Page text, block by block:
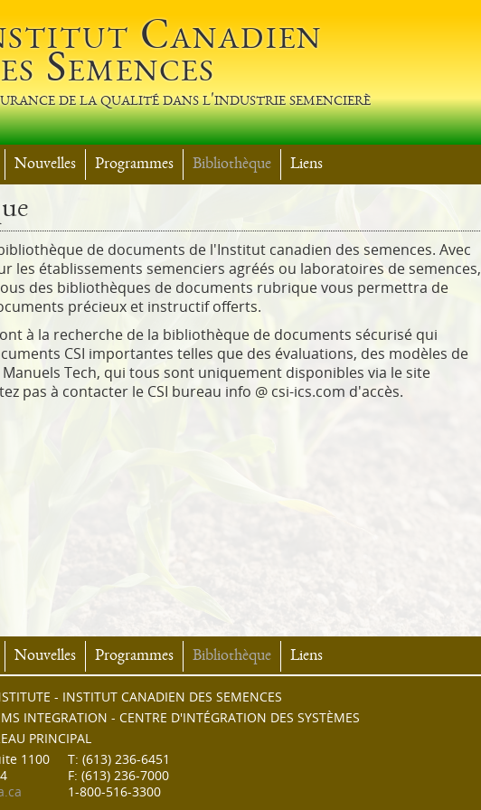
Canadien
Semences
de la qualité dans l'industrie semencierè
Nouvelles Programmes Bibliothèque Liens
de documents de l'Institut canadien des semences. Avec
les établissements semenciers agréés ou laboratoires de semences,
des bibliothèques de documents rubrique vous permettra de
précieux et instructif offerts.
à la recherche de la bibliothèque de documents sécurisé qui
CSI importantes telles que des évaluations, des modèles de
Tech, qui tous sont uniquement disponibles via le site
pas à contacter le CSI bureau info @ csi-ics.com d'accès.
Nouvelles Programmes Bibliothèque Liens
- INSTITUT CANADIEN DES SEMENCES
INTEGRATION - CENTRE D'INTÉGRATION DES SYSTÈMES
PRINCIPAL
1100
T: (613) 236-6451
F: (613) 236-7000
1-800-516-3300